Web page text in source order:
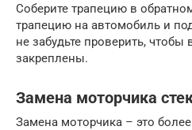
Соберите трапецию в
трапецию на автомобиль и
не забудьте проверить,
закреплены.
Замена моторчика
Замена моторчика – это